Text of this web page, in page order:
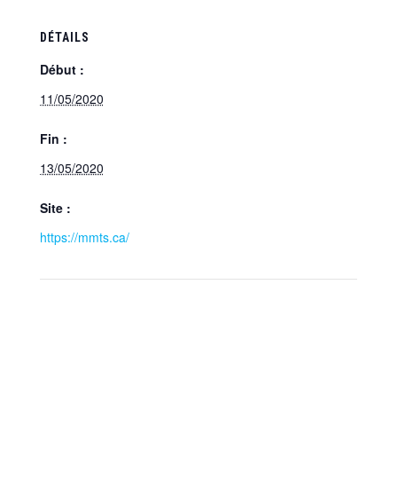
DÉTAILS
Début :
11/05/2020
Fin :
13/05/2020
Site :
https://mmts.ca/